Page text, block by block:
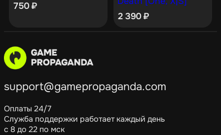
750₽
2 390₽
support@gamepropaganda.com
Оплаты 24/7
Служба поддержки работает каждый день
с 8 до 22 по мск